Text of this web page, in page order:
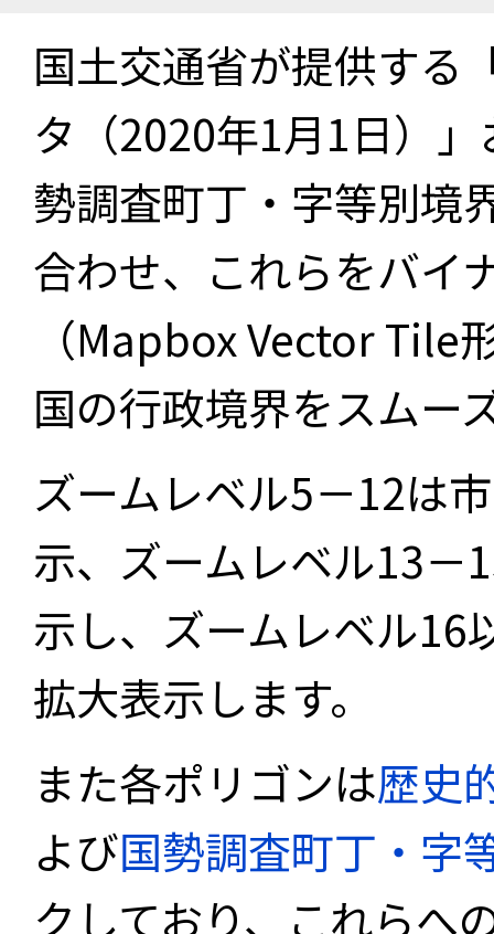
国土交通省が提供する
タ（2020年1月1日）
勢調査町丁・字等別境
合わせ、これらをバイ
（Mapbox Vector Tile
国の行政境界をスムー
ズームレベル5－12は
示、ズームレベル13－
示し、ズームレベル16
拡大表示します。
また各ポリゴンは歴史
よび国勢調査町丁・字
クしており、これらへ